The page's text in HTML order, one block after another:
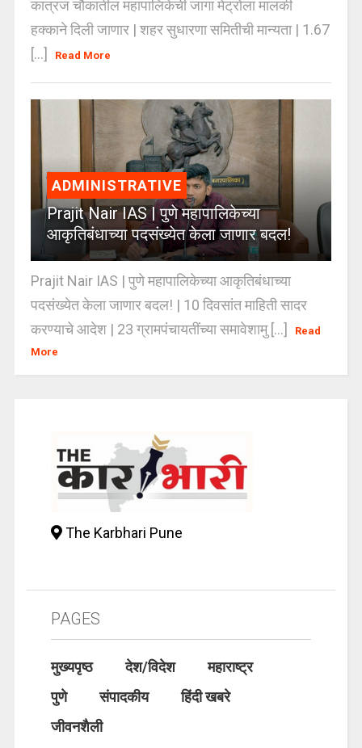
कात्रज चौकातील महापालिकेची जागा मेट्रोला मालकी
हक्काने दिली जाणार | शहर सुधारणा समितीची मान्यता | 1.67
[...]
Read More
ADMINISTRATIVE
Prajit Nair IAS | पुणे महापालिकेच्या
आकृतिबंधाच्या पदसंख्येत केला जाणार बदल!
Prajit Nair IAS | पुणे महापालिकेच्या आकृतिबंधाच्या
पदसंख्येत केला जाणार बदल! | 10 दिवसांत माहिती सादर
करण्याचे आदेश | 23 ग्रामपंचायतींच्या समावेशामु [...]
Read
More
The Karbhari Pune
PAGES
मुख्यपृष्ठ देश/विदेश
महाराष्ट्र
पुणे
संपादकीय
हिंदी खबरे
जीवनशैली